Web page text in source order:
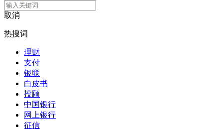
取消
热搜词
理财
支付
银联
白皮书
投顾
中国银行
网上银行
征信